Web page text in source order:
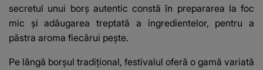
secretul unui borș autentic constă în prepararea la foc
mic și adăugarea treptată a ingredientelor, pentru a
păstra aroma fiecărui pește.
Pe lângă borșul tradițional, festivalul oferă o gamă variată